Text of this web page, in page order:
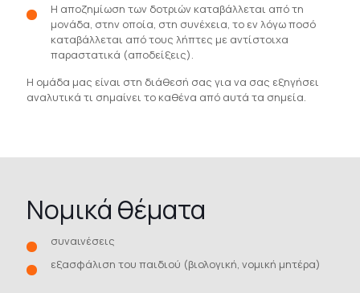
Η αποζημίωση των δοτριών καταβάλλεται από τη
μονάδα, στην οποία, στη συνέχεια, το εν λόγω ποσό
καταβάλλεται από τους λήπτες με αντίστοιχα
παραστατικά (αποδείξεις).
Η ομάδα μας είναι στη διάθεσή σας για να σας εξηγήσει
αναλυτικά τι σημαίνει το καθένα από αυτά τα σημεία.
Νομικά θέματα
συναινέσεις
εξασφάλιση του παιδιού (βιολογική, νομική μητέρα)